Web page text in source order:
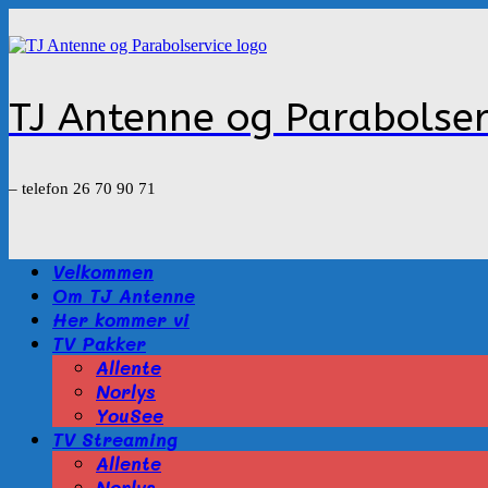
til
indhold
TJ Antenne og
– telefon 26 70 90 71
Velkommen
Om TJ Antenne
Her kommer vi
TV Pakker
Allente
Norlys
YouSee
TV Streaming
Allente